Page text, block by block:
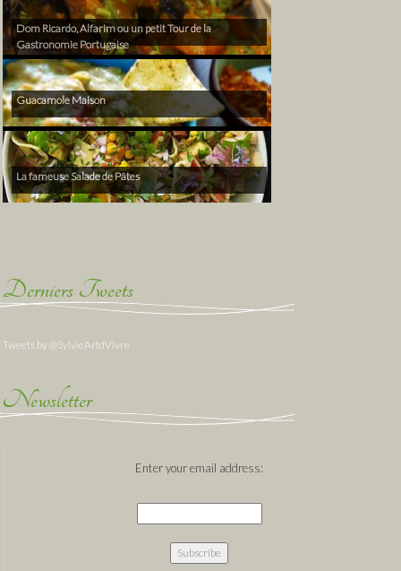
Dom Ricardo, Alfarim ou un petit Tour de la
Gastronomie Portugaise
Guacamole Maison
La fameuse Salade de Pâtes
Derniers Tweets
Tweets by @SylvieArtdVivre
Newsletter
Enter your email address: